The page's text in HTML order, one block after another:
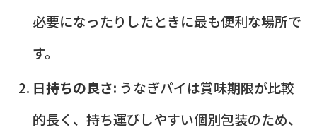
必要になったりしたときに最も便利な場所で
す。
日持ちの良さ: うなぎパイは賞味期限が比較
的長く、持ち運びしやすい個別包装のため、